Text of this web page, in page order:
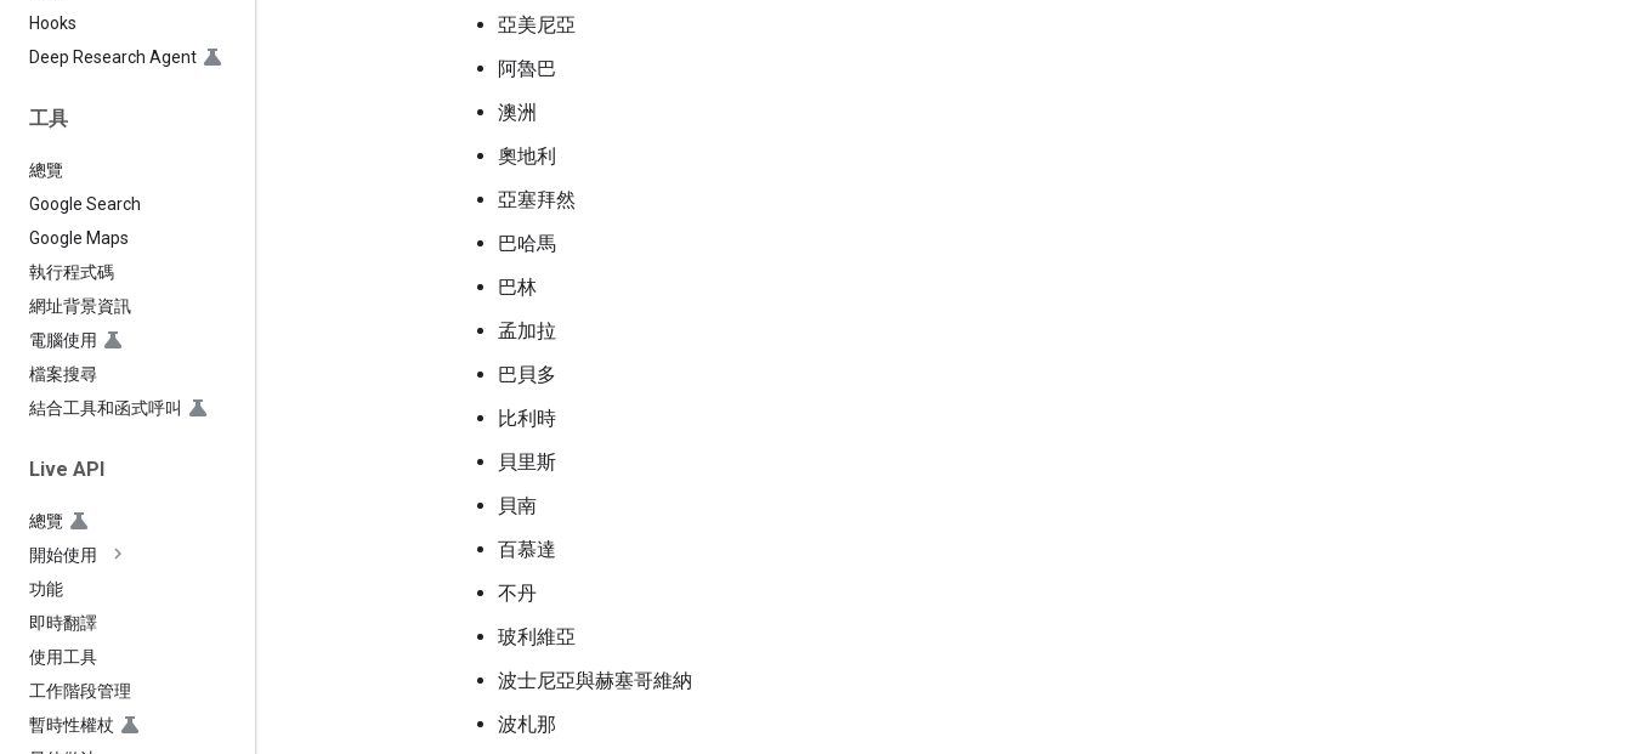
Hooks
Deep Research Agent
工具
總覽
Google Search
Google Maps
執行程式碼
網址背景資訊
電腦使用
檔案搜尋
結合工具和函式呼叫
Live API
總覽
開始使用
功能
即時翻譯
使用工具
工作階段管理
暫時性權杖
亞美尼亞
阿魯巴
澳洲
奧地利
亞塞拜然
巴哈馬
巴林
孟加拉
巴貝多
比利時
貝里斯
貝南
百慕達
不丹
玻利維亞
波士尼亞與赫塞哥維納
波札那